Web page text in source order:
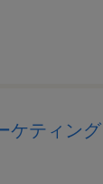
ケティン